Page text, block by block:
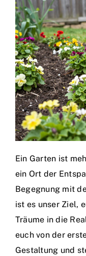
Ein Garten ist
ein Ort der
Begegnung mit
ist es unser Ziel,
Träume in die
euch von der
Gestaltung und